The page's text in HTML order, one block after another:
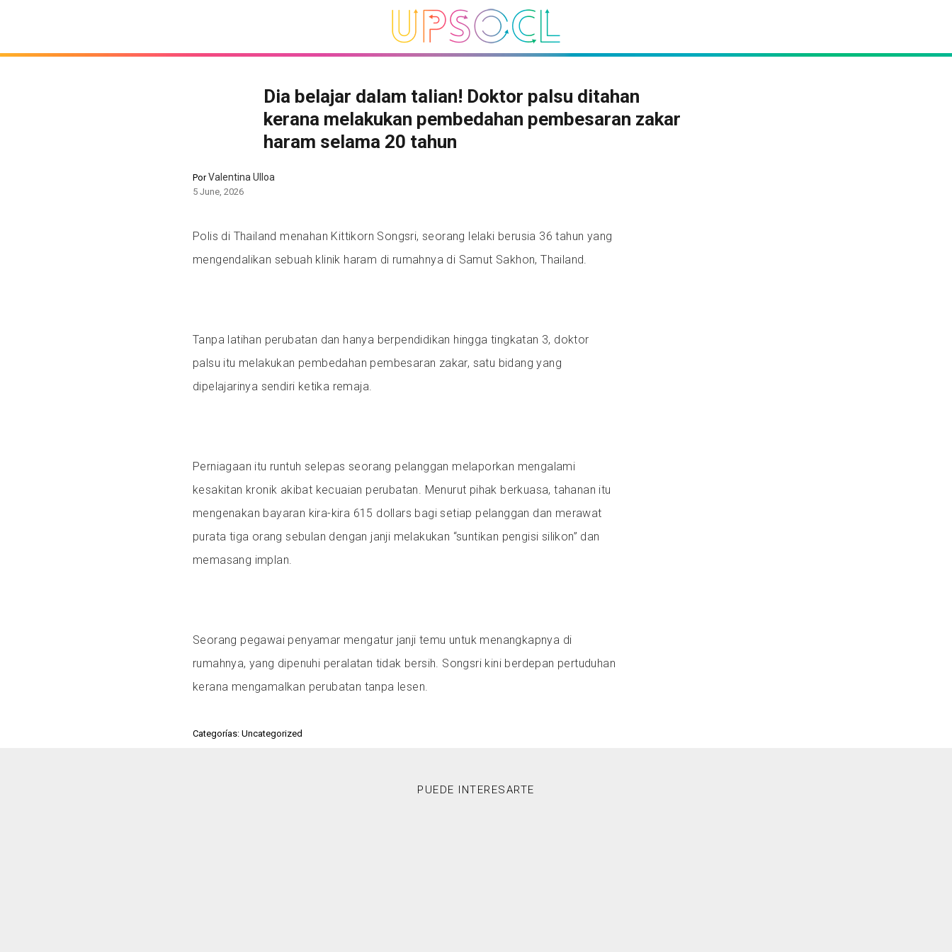
Dia belajar dalam talian! Doktor palsu ditahan
kerana melakukan pembedahan pembesaran zakar
haram selama 20 tahun
PorValentina Ulloa
5 June, 2026
Polis di Thailand menahan Kittikorn Songsri, seorang lelaki berusia 36 tahun yang
mengendalikan sebuah klinik haram di rumahnya di Samut Sakhon, Thailand.
Tanpa latihan perubatan dan hanya berpendidikan hingga tingkatan 3, doktor
palsu itu melakukan pembedahan pembesaran zakar, satu bidang yang
dipelajarinya sendiri ketika remaja.
Perniagaan itu runtuh selepas seorang pelanggan melaporkan mengalami
kesakitan kronik akibat kecuaian perubatan. Menurut pihak berkuasa, tahanan itu
mengenakan bayaran kira-kira 615 dollars bagi setiap pelanggan dan merawat
purata tiga orang sebulan dengan janji melakukan “suntikan pengisi silikon” dan
memasang implan.
Seorang pegawai penyamar mengatur janji temu untuk menangkapnya di
rumahnya, yang dipenuhi peralatan tidak bersih. Songsri kini berdepan pertuduhan
kerana mengamalkan perubatan tanpa lesen.
Categorías: Uncategorized
PUEDE INTERESARTE